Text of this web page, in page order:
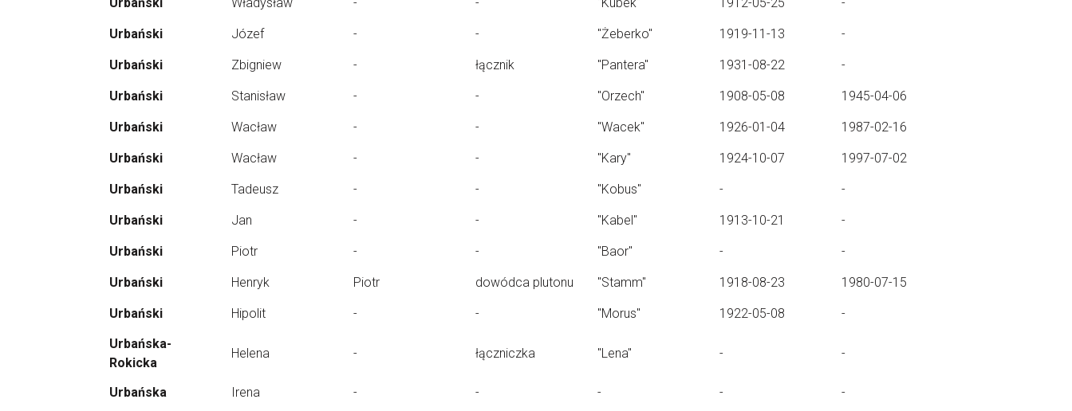
Urbański Józef - - "Żeberko" 1919-11-13 -
Urbański Zbigniew - łącznik "Pantera" 1931-08-22 -
Urbański Stanisław - - "Orzech" 1908-05-08 1945-04-06
Urbański Wacław - - "Wacek" 1926-01-04 1987-02-16
Urbański Wacław - - "Kary" 1924-10-07 1997-07-02
Urbański Tadeusz - - "Kobus" - -
Urbański Jan - - "Kabel" 1913-10-21 -
Urbański Piotr - - "Baor" - -
Urbański Henryk Piotr dowódca plutonu "Stamm" 1918-08-23 1980-07-15
Urbański Hipolit - - "Morus" 1922-05-08
-
Urbańska-
Rokicka
Helena - łączniczka "Lena" - -
Urbańska Irena - - - - -